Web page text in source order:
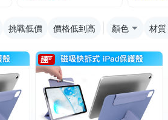
挑戰低價 價格低到高 顏色 材質